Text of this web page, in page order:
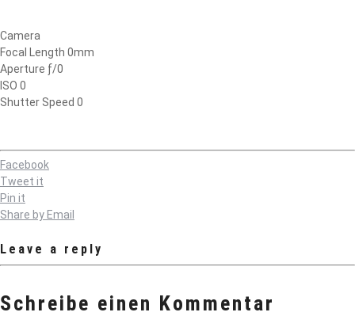
Camera
Focal Length 0mm
Aperture ƒ/0
ISO 0
Shutter Speed 0
Facebook
Tweet it
Pin it
Share by Email
Leave a reply
Schreibe einen Kommentar